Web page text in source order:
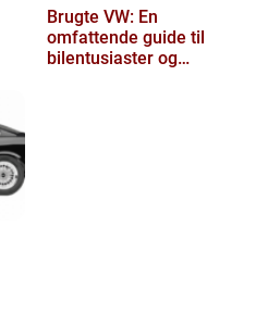
Brugte VW: En
omfattende guide til
bilentusiaster og